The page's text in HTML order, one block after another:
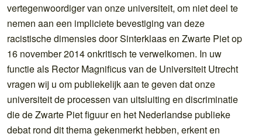
vertegenwoordiger van onze universiteit, om niet deel te
nemen aan een impliciete bevestiging van deze
racistische dimensies door Sinterklaas en Zwarte Piet op
16 november 2014 onkritisch te verwelkomen. In uw
functie als Rector Magnificus van de Universiteit Utrecht
vragen wij u om publiekelijk aan te geven dat onze
universiteit de processen van uitsluiting en discriminatie
die de Zwarte Piet figuur en het Nederlandse publieke
debat rond dit thema gekenmerkt hebben, erkent en